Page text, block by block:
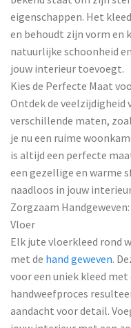
eigenschappen. Het
en behoudt zijn vorm en
natuurlijke schoonheid
jouw interieur toevoegt.
Kies de Perfecte Maat
Ontdek de veelzijdigheid
verschillende maten,
je nu een ruime
is altijd een perfecte
een gezellige en warme
naadloos in jouw
Zorgzaam
Vloer
Elk jute vloerkleed rond
met de hand geweven.
voor een uniek kleed
handweefproces
aandacht voor detail.